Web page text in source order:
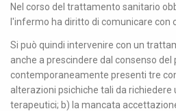
Nel corso del trattamento sanitario
l'infermo ha diritto di comunicare con
Si può quindi intervenire con un
anche a prescindere dal consenso del
contemporaneamente presenti tre
alterazioni psichiche tali da richiedere
terapeutici; b) la mancata